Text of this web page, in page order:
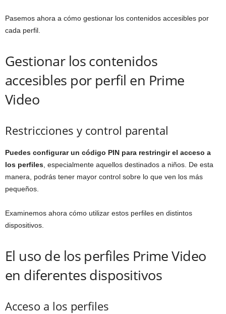
Pasemos ahora a cómo gestionar los contenidos accesibles por
cada perfil.
Gestionar los contenidos
accesibles por perfil en Prime
Video
Restricciones y control parental
Puedes configurar un código PIN para restringir el acceso a
los perfiles , especialmente aquellos destinados a niños. De esta
manera, podrás tener mayor control sobre lo que ven los más
pequeños.
Examinemos ahora cómo utilizar estos perfiles en distintos
dispositivos.
El uso de los perfiles Prime Video
en diferentes dispositivos
Acceso a los perfiles